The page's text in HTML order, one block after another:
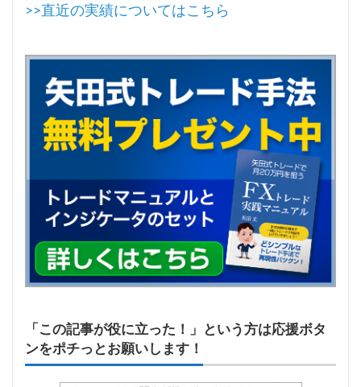
>>直近の実績についてはこちら
「この記事が役に立った！」という方は応援ボタ
ンをポチっとお願いします！